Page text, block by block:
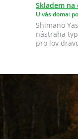
Skladem na
U vás doma:
Shimano
nástraha
pro lov